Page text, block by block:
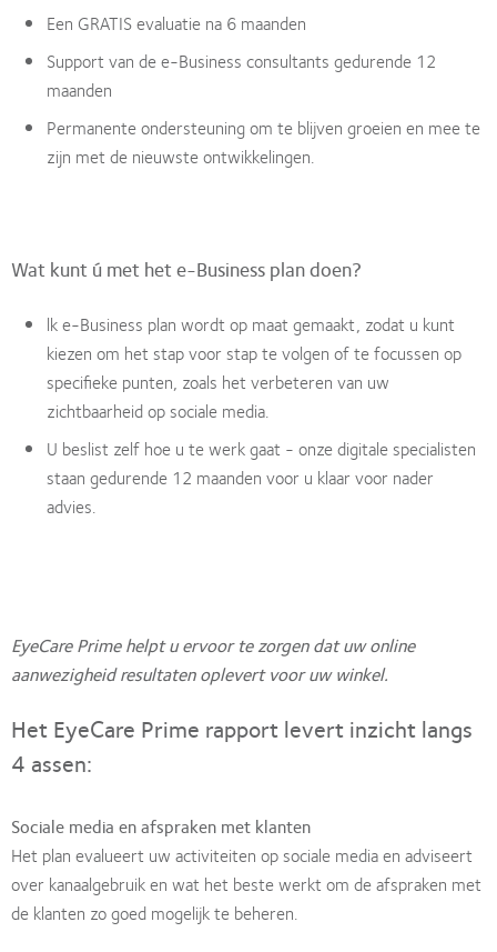
Een GRATIS evaluatie na 6 maanden
Support van de e-Business consultants gedurende 12
maanden
Permanente ondersteuning om te blijven groeien en mee te
zijn met de nieuwste ontwikkelingen.
Wat kunt ú met het e-Business plan doen?
lk e-Business plan wordt op maat gemaakt, zodat u kunt
kiezen om het stap voor stap te volgen of te focussen op
specifieke punten, zoals het verbeteren van uw
zichtbaarheid op sociale media.
U beslist zelf hoe u te werk gaat - onze digitale specialisten
staan gedurende 12 maanden voor u klaar voor nader
advies.
EyeCare Prime helpt u ervoor te zorgen dat uw online
aanwezigheid resultaten oplevert voor uw winkel.
Het EyeCare Prime rapport levert inzicht langs
4 assen:
Sociale media en afspraken met klanten
Het plan evalueert uw activiteiten op sociale media en adviseert
over kanaalgebruik en wat het beste werkt om de afspraken met
de klanten zo goed mogelijk te beheren.